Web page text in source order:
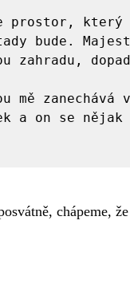
prostor, který
bude.
zahradu,
mě
a on se nějak
chápeme,